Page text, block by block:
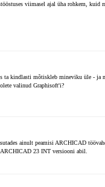
viimasel ajal üha rohkem, kuid
kindlasti mõtiskleb mineviku üle -
valinud Graphisoft'i?
ainult peamisi ARCHICAD
23 INT versiooni abil.